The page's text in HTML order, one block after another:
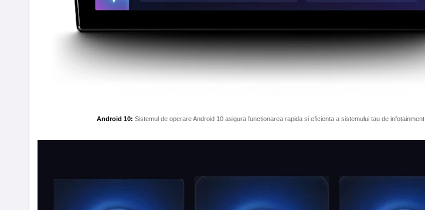
Android 10: Sistemul de operare Android 10 asigura functionarea rapida si eficienta a sistemului tau de infotainment.